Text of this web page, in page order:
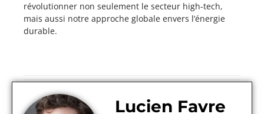
révolutionner non seulement le secteur high-tech,
mais aussi notre approche globale envers l’énergie
durable.
Lucien Favre